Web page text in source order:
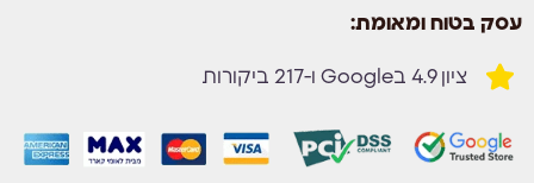
עסק בטוח ומאומת:
ציון 4.9 בGoogle ו-217 ביקורות